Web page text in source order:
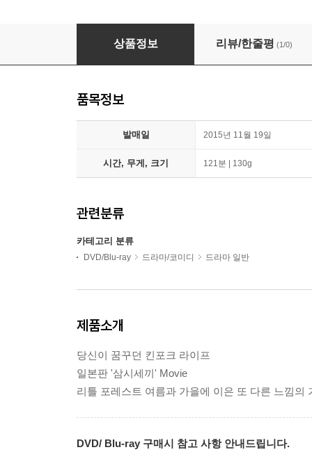
리틀 포레스트 2 (1Disc)
상품정보 리뷰/한줄평 (1/0)
품목정보
발매일 2015년 11월 19일
시간, 무게, 크기 121분 | 130g
관련분류
카테고리 분류
DVD/Blu-ray 드라마/코미디 드라마 일반
제품소개
당신이 꿈꾸던 킨포크 라이프
일본판 '삼시세끼' Movie
리틀 포레스트 여름과 가을에 이은 또 다른 느낌의
DVD/ Blu-ray 구매시 참고 사항 안내드립니다.